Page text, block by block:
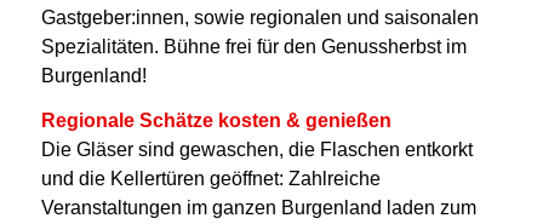
Gastgeber:innen, sowie regionalen und saisonalen
Spezialitäten. Bühne frei für den Genussherbst im
Burgenland!
Regionale Schätze kosten & genießen
Die Gläser sind gewaschen, die Flaschen entkorkt
und die Kellertüren geöffnet: Zahlreiche
Veranstaltungen im ganzen Burgenland laden zum